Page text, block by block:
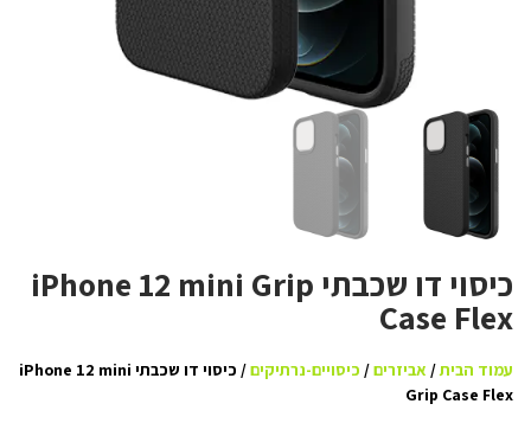
כיסוי דו שכבתי iPhone 12 mini Grip
Case Flex
עמוד הבית/ אביזרים/ כיסויים-נרתיקים
/ כיסוי דו שכבתי iPhone 12 mini
Grip Case Flex